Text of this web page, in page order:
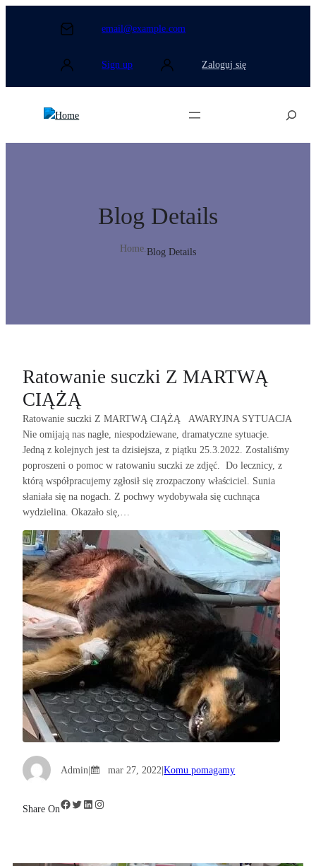
email@example.com
Sign up Zaloguj się
Search
Blog Details
Home Blog Details
Ratowanie suczki Z MARTWĄ
CIĄŻĄ
Ratowanie suczki Z MARTWĄ CIĄŻĄ AWARYJNA SYTUACJA
Nie omijają nas nagłe, niespodziewane, dramatyczne sytuacje.
Jedną z kolejnych jest ta dzisiejsza, z piątku 25.3.2022. Zostaliśmy
poproszeni o pomoc w ratowaniu suczki ze zdjęć. Do lecznicy, z
którą współpracujemy zgłosił się zrozpaczony właściciel. Sunia
słaniała się na nogach. Z pochwy wydobywała się cuchnąca
wydzielina. Okazało się,…
Admin| mar 27, 2022|Komu pomagamy
Share OnFacebook
Twitter
LinkedIn
Instagram